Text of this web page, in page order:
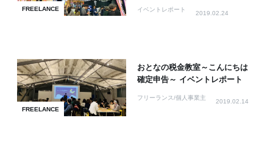
FREELANCE イベントレポート
2019.02.24
FREELANCE
おとなの税金教室～こんにちは
確定申告～ イベントレポート
フリーランス/個人事業主
2019.02.14